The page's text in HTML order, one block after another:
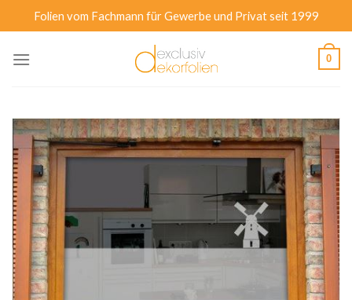
Inhalt
Folien vom Fachmann für Gewerbe und Privat seit 1999
0